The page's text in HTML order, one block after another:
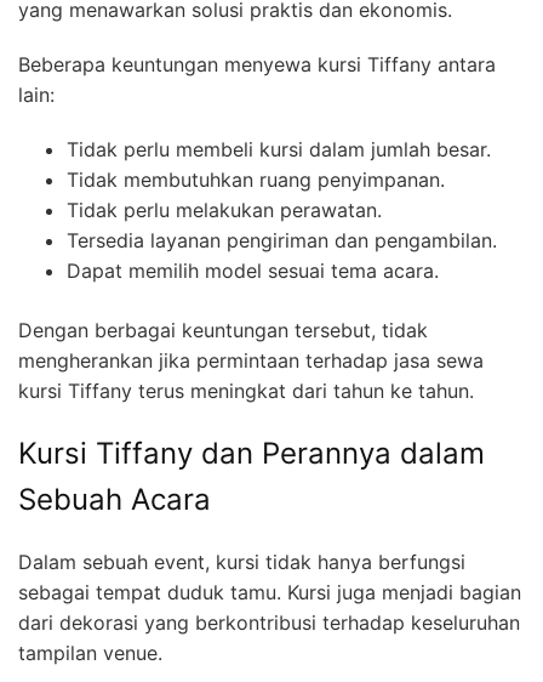
yang menawarkan solusi praktis dan ekonomis.
Beberapa keuntungan menyewa kursi Tiffany antara
lain:
Tidak perlu membeli kursi dalam jumlah besar.
Tidak membutuhkan ruang penyimpanan.
Tidak perlu melakukan perawatan.
Tersedia layanan pengiriman dan pengambilan.
Dapat memilih model sesuai tema acara.
Dengan berbagai keuntungan tersebut, tidak
mengherankan jika permintaan terhadap jasa sewa
kursi Tiffany terus meningkat dari tahun ke tahun.
Kursi Tiffany dan Perannya dalam
Sebuah Acara
Dalam sebuah event, kursi tidak hanya berfungsi
sebagai tempat duduk tamu. Kursi juga menjadi bagian
dari dekorasi yang berkontribusi terhadap keseluruhan
tampilan venue.